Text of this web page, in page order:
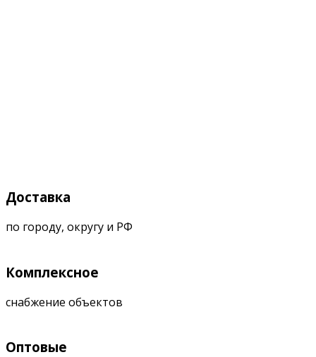
Доставка
по городу, округу и РФ
Комплексное
снабжение объектов
Оптовые